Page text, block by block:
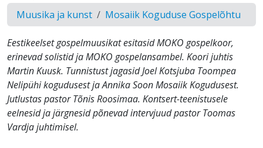
Muusika ja kunst Mosaiik Koguduse Gospelõhtu
Eestikeelset gospelmuusikat esitasid MOKO gospelkoor,
erinevad solistid ja MOKO gospelansambel. Koori juhtis
Martin Kuusk. Tunnistust jagasid Joel Kotsjuba Toompea
Nelipühi kogudusest ja Annika Soon Mosaiik Kogudusest.
Jutlustas pastor Tõnis Roosimaa. Kontsert-teenistusele
eelnesid ja järgnesid põnevad intervjuud pastor Toomas
Vardja juhtimisel.